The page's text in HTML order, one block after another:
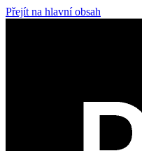
Přejít na hlavní obsah